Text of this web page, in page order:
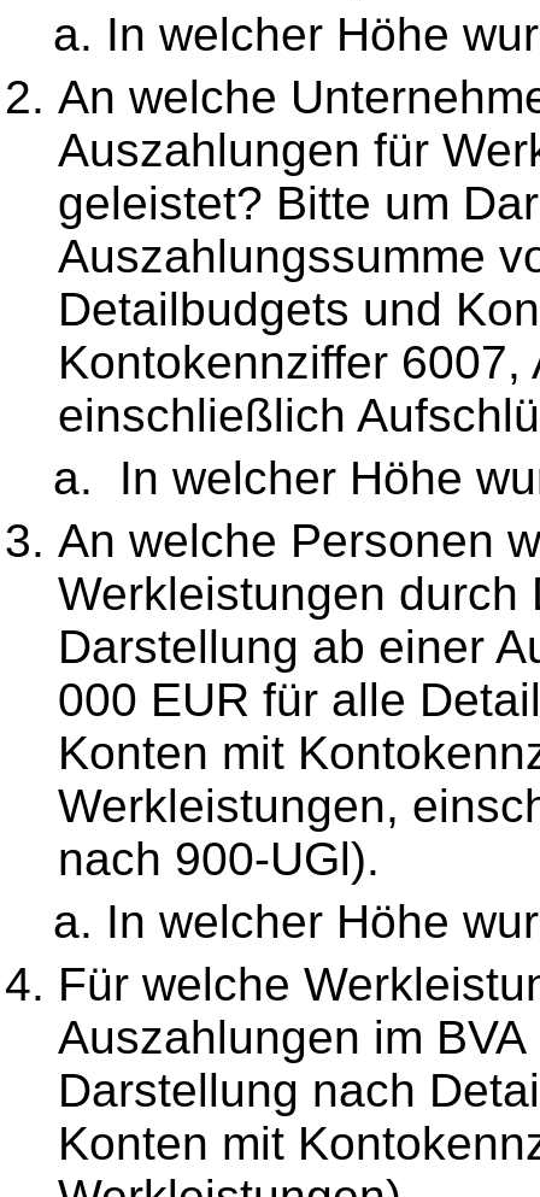
In welcher Höhe
An welche
Auszahlungen für
geleistet? Bitte um
Auszahlungssumme
Detailbudgets und
Kontokennziffer
einschließlich
In welcher Höhe
An welche Personen
Werkleistungen durch
Darstellung ab einer
000 EUR für alle
Konten mit
Werkleistungen,
nach 900-UGl).
In welcher Höhe
Für welche
Auszahlungen im
Darstellung nach
Konten mit